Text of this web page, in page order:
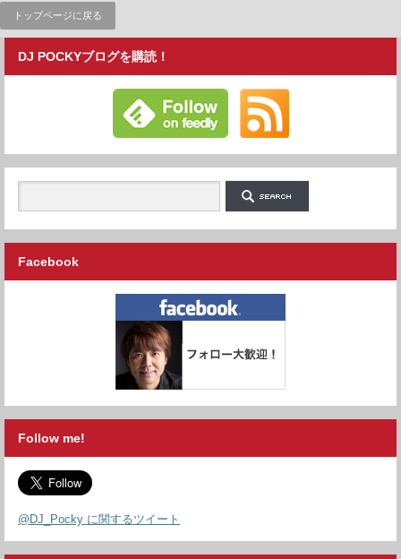
トップページに戻る
DJ POCKYブログを購読！
Facebook
Follow me!
@DJ_Pocky に関するツイート